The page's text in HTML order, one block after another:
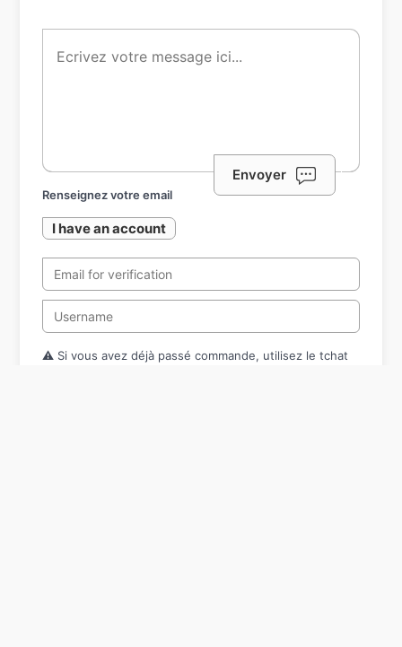
Envoyer
Renseignez votre email
I have an account
⚠️ Si vous avez déjà passé commande, utilisez le tchat